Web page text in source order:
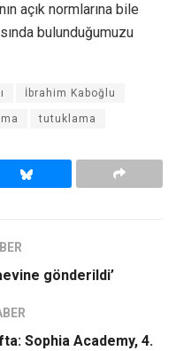
açık normlarına bile
bulunduğumuzu
İbrahim Kaboğlu
tutuklama
gönderildi’
Sophia Academy, 4.